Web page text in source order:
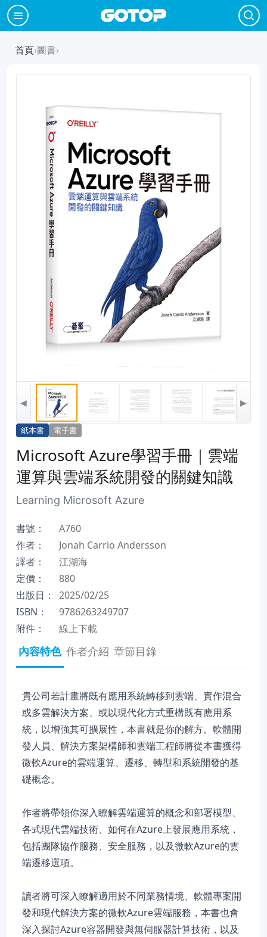
首頁›圖書›
◀ ▶
紙本書 電子書
Microsoft Azure學習手冊｜雲端
運算與雲端系統開發的關鍵知識
Learning Microsoft Azure
書號：
A760
作者：
Jonah Carrio Andersson
譯者：
江湖海
定價：
880
出版日：
2025/02/25
ISBN：
9786263249707
附件：
線上下載
內容特色 作者介紹 章節目錄
貴公司若計畫將既有應用系統轉移到雲端、實作混合
或多雲解決方案、或以現代化方式重構既有應用系
統，以增強其可擴展性，本書就是你的解方。軟體開
發人員、解決方案架構師和雲端工程師將從本書獲得
微軟Azure的雲端運算、遷移、轉型和系統開發的基
礎概念。
作者將帶領你深入瞭解雲端運算的概念和部署模型、
各式現代雲端技術、如何在Azure上發展應用系統，
包括團隊協作服務、安全服務，以及微軟Azure的雲
端遷移選項。
讀者將可深入瞭解適用於不同業務情境、軟體專案開
發和現代解決方案的微軟Azure雲端服務，本書也會
深入探討Azure容器開發與無伺服器計算技術，以及